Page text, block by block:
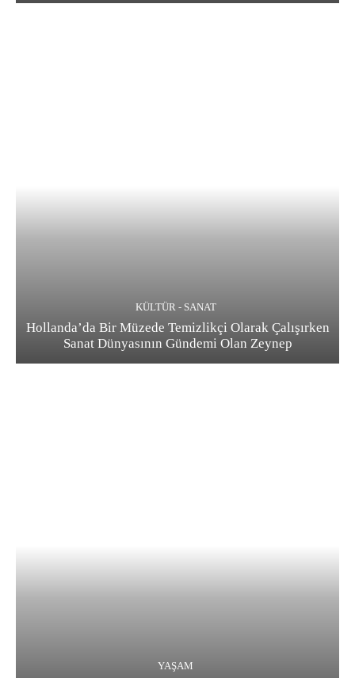
KÜLTÜR - SANAT
Hollanda’da Bir Müzede Temizlikçi Olarak Çalışırken
Sanat Dünyasının Gündemi Olan Zeynep
YAŞAM